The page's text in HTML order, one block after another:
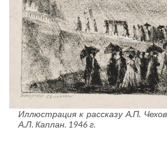
Иллюстрация к рассказу А.П.
А.Л. Каплан. 1946 г.